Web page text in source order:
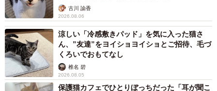
ごはんの要求をしてみたけど、撫でてもらったら気持ち良
くなってうとうと…撫でている人も心も身体も温まりそう
ですね。こなつちゃんとパパの幸せのお裾分け。たっぷり
癒されてください。
古川 諭香
2026.08.06
涼しい「冷感敷きパッド」を気に入った猫さ
ん、”友達”をヨイショヨイショとご招待、毛づ
くろいでおもてなし
椎名 碧
2026.08.05
保護猫カフェでひとりぼっちだった「耳が聞こ